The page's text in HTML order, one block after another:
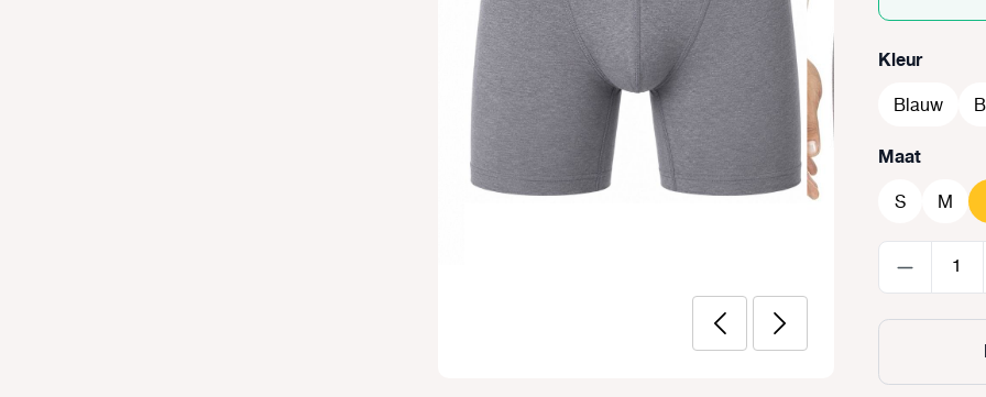
Selecteer
Kleur
Blauw
Selecteer
Maat
S M